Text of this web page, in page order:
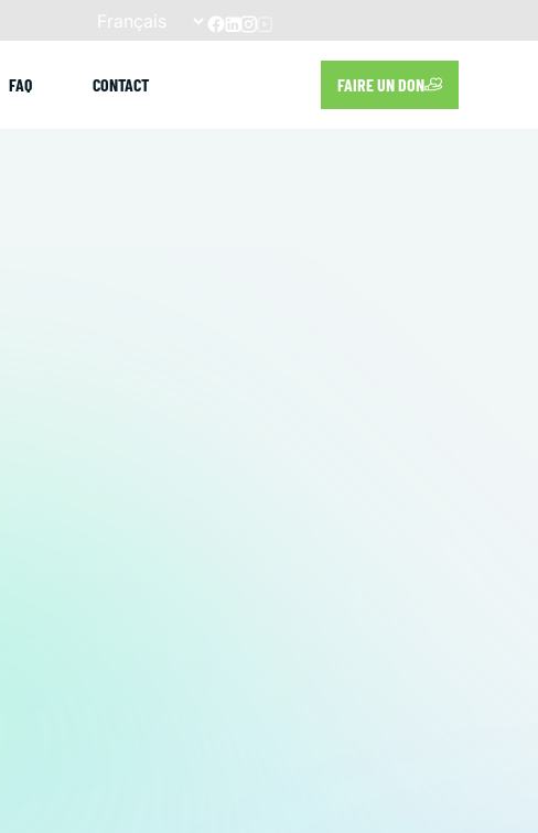
FAQ CONTACT FAIRE UN DON